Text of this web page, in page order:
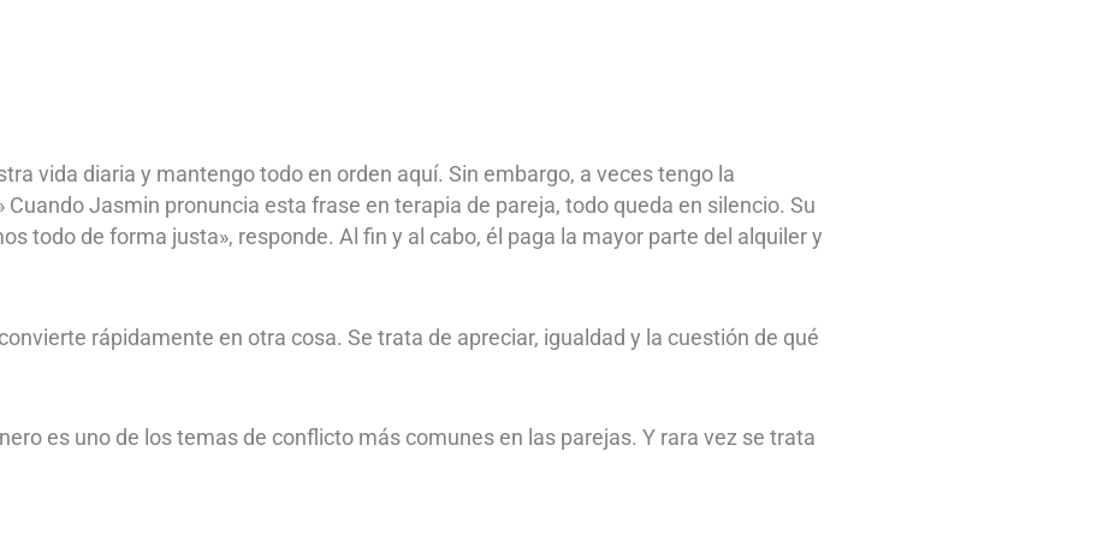
vida diaria y mantengo todo en orden aquí. Sin embargo, a veces tengo la
Jasmin pronuncia esta frase en terapia de pareja, todo queda en silencio. Su
todo de forma justa», responde. Al fin y al cabo, él paga la mayor parte del alquiler y
rápidamente en otra cosa. Se trata de apreciar, igualdad y la cuestión de qué
es uno de los temas de conflicto más comunes en las parejas. Y rara vez se trata